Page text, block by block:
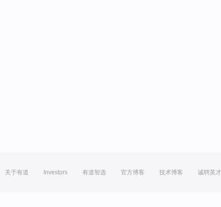
关于有道 Investors 有道智选 官方博客 技术博客 诚聘英才